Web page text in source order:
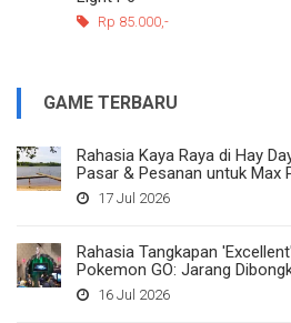
Rp 85.000,-
GAME TERBARU
Rahasia Kaya Raya di Hay
Pasar & Pesanan untuk Max
17 Jul 2026
Rahasia Tangkapan
Pokemon GO: Jarang
16 Jul 2026